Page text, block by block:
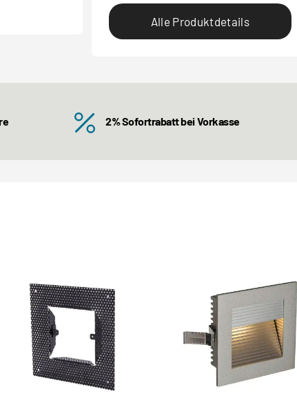
Alle Produktdetails
2% Sofortrabatt bei Vorkasse